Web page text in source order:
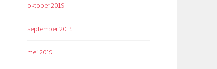
oktober 2019
september 2019
mei 2019